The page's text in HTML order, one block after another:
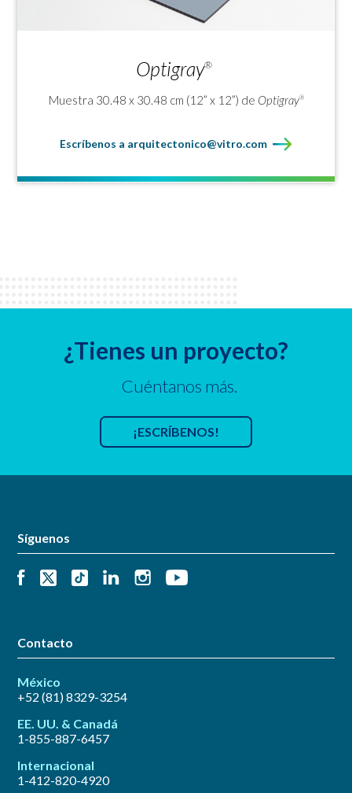
Optigray®
Muestra 30.48 x 30.48 cm (12” x 12”) de Optigray®
Escríbenos a arquitectonico@vitro.com
¿Tienes un proyecto?
Cuéntanos más.
¡ESCRÍBENOS!
Síguenos
Contacto
México
+52 (81) 8329-3254
EE. UU. & Canadá
1-855-887-6457
Internacional
1-412-820-4920